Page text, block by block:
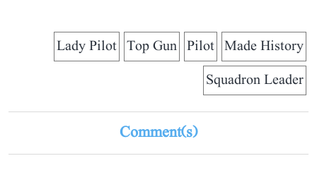
Made History
Pilot
Top Gun
Lady Pilot
Squadron Leader
Comment(s)